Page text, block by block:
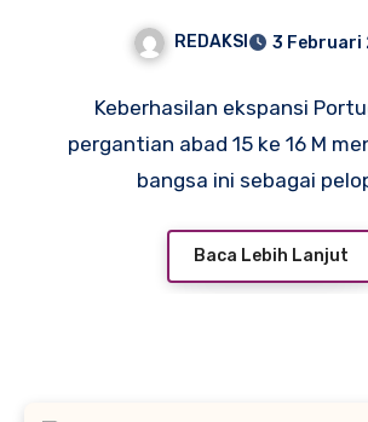
REDAKSI 3 Februari
Keberhasilan ekspansi
pergantian abad 15 ke 16 M
bangsa ini sebagai
Baca Lebih Lanjut